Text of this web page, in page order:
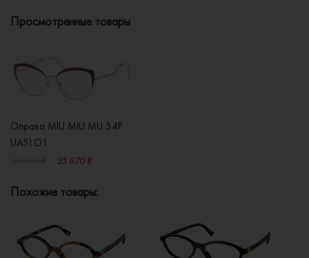
Просмотренные товары
Оправа MIU MIU MU 54P
UA51O1
25 670 ₽
Похожие товары: